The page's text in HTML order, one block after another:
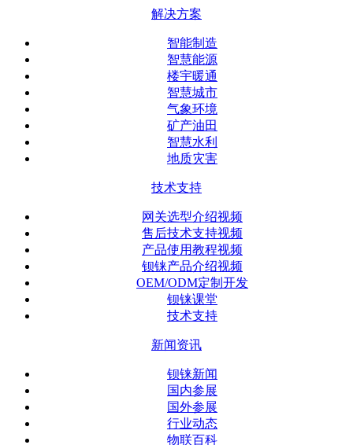
解决方案
智能制造
智慧能源
楼宇暖通
智慧城市
气象环境
矿产油田
智慧水利
地质灾害
技术支持
网关选型介绍视频
售后技术支持视频
产品使用教程视频
钡铼产品介绍视频
OEM/ODM定制开发
钡铼课堂
技术支持
新闻资讯
钡铼新闻
国内参展
国外参展
行业动态
物联百科